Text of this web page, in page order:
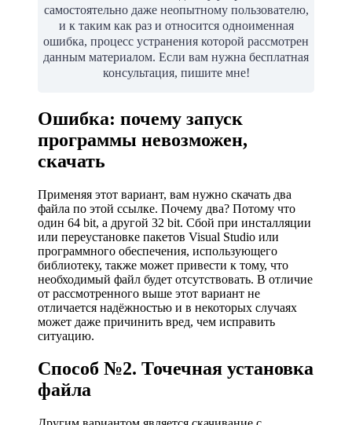
самостоятельно даже неопытному пользователю,
и к таким как раз и относится одноименная
ошибка, процесс устранения которой рассмотрен
данным материалом. Если вам нужна бесплатная
консультация, пишите мне!
Ошибка: почему запуск
программы невозможен,
скачать
Применяя этот вариант, вам нужно скачать два
файла по этой ссылке. Почему два? Потому что
один 64 bit, а другой 32 bit. Сбой при инсталляции
или переустановке пакетов Visual Studio или
программного обеспечения, использующего
библиотеку, также может привести к тому, что
необходимый файл будет отсутствовать. В отличие
от рассмотренного выше этот вариант не
отличается надёжностью и в некоторых случаях
может даже причинить вред, чем исправить
ситуацию.
Способ №2. Точечная установка
файла